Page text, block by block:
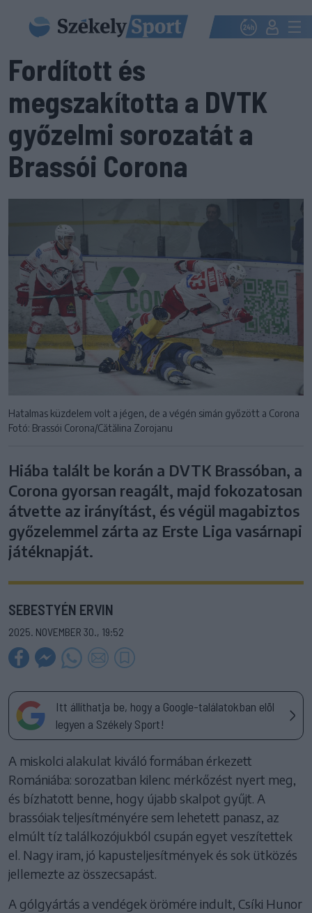
Fordított és
megszakította a DVTK
győzelmi sorozatát a
Brassói Corona
Hatalmas küzdelem volt a jégen, de a végén simán győzött a Corona
Fotó: Brassói Corona/Cătălina Zorojanu
Hiába talált be korán a DVTK Brassóban, a
Corona gyorsan reagált, majd fokozatosan
átvette az irányítást, és végül magabiztos
győzelemmel zárta az Erste Liga vasárnapi
játéknapját.
SEBESTYÉN ERVIN
2025. NOVEMBER 30., 19:52
Itt állíthatja be, hogy a Google-találatokban elöl
legyen a Székely Sport!
A miskolci alakulat kiváló formában érkezett
Romániába: sorozatban kilenc mérkőzést nyert meg,
és bízhatott benne, hogy újabb skalpot gyűjt. A
brassóiak teljesítményére sem lehetett panasz, az
elmúlt tíz találkozójukból csupán egyet veszítettek
el. Nagy iram, jó kapusteljesítmények és sok ütközés
jellemezte az összecsapást.
A gólgyártás a vendégek örömére indult, Csíki Hunor